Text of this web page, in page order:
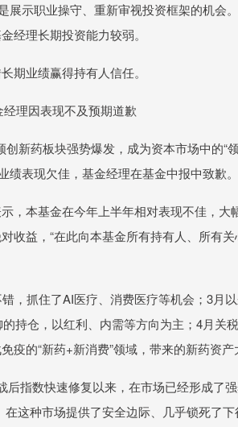
展示职业操守、重新审视投资框架的机会
经理长期投资能力较弱。
期业绩赢得持有人信任。
经理因表现不及预期道歉
新药板块强势爆发，成为资本市场中的“
表现欠佳，基金经理在基金中报中致歉。
，本基金在今年上半年相对表现不佳，大
收益，“在此向本基金所有持有人、所有
，抓住了AI医疗、消费医疗等机会；3月
持仓，以红利、内需等方向为主；4月关
的“新药+新消费”领域，带来的新药资产
指数快速修复以来，在市场已经形成了
这种市场提供了安全边际、几乎锁死了